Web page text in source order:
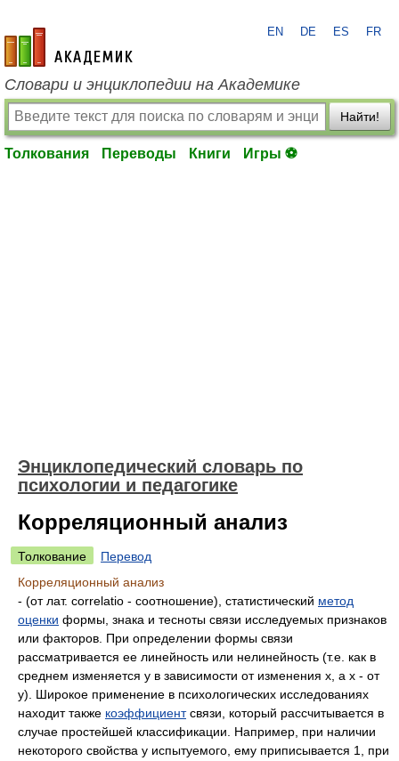
academic.ru
EN DE ES FR
Словари и энциклопедии на Академике
Найти!
Толкования Переводы Книги Игры ⚽
Энциклопедический словарь по
психологии и педагогике
Корреляционный анализ
Толкование
Перевод
Корреляционный анализ
- (от лат. correlatio - соотношение), статистический метод
оценки формы, знака и тесноты связи исследуемых признаков
или факторов. При определении формы связи
рассматривается ее линейность или нелинейность (т.е. как в
среднем изменяется y в зависимости от изменения x, а x - от
y). Широкое применение в психологических исследованиях
находит также коэффициентсвязи, который рассчитывается в
случае простейшей классификации. Например, при наличии
некоторого свойства у испытуемого, ему приписывается 1, при